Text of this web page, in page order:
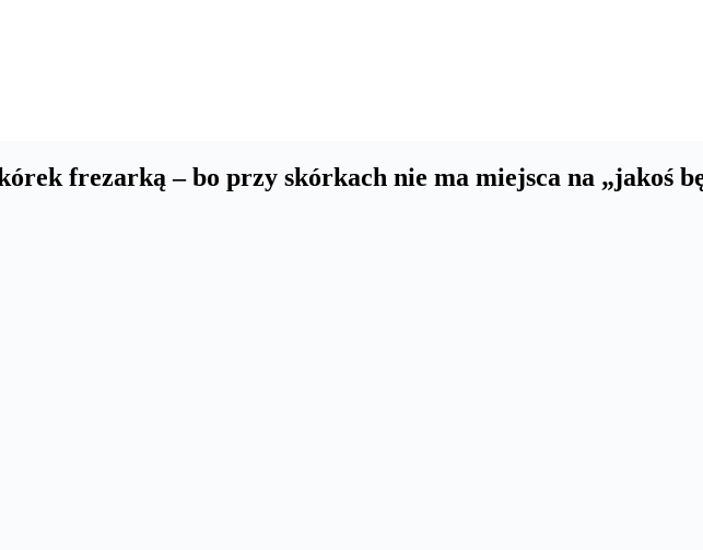
frezarką – bo przy skórkach nie ma miejsca na „jakoś